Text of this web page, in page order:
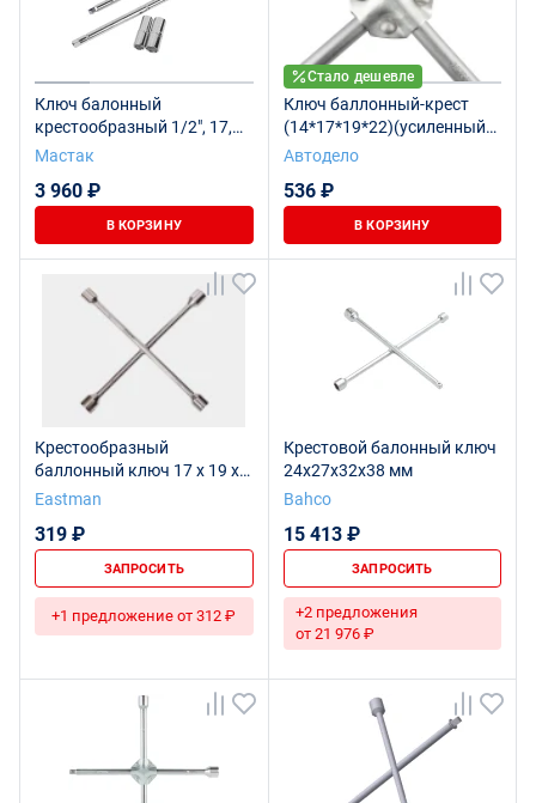
Ключ балонный
крестообразный 1/2", 17,
19, 21, 23 мм, кейс,
42079C
Мастак
3 960 ₽
В КОРЗИНУ
Стало дешевле
Ключ баллонный-крест
(14*17*19*22)(усиленный)
380мм (АвтоDело) 34414
Автодело
536 ₽
В КОРЗИНУ
Крестообразный
баллонный ключ 17 x 19 x
22 мм x 13/16"
Eastman
319 ₽
ЗАПРОСИТЬ
+1 предложение от 312 ₽
Крестовой балонный ключ
24x27x32x38 мм
Bahco
15 413 ₽
ЗАПРОСИТЬ
+2 предложения
от 21 976 ₽